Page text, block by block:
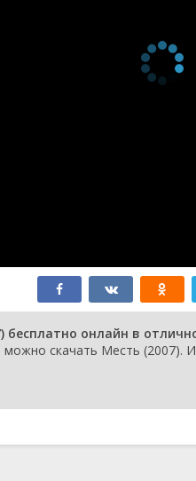
бесплатно онлайн в
скачать Месть (2007).